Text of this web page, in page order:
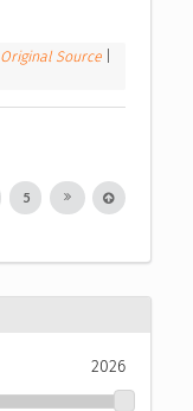
Original Source
5
2026